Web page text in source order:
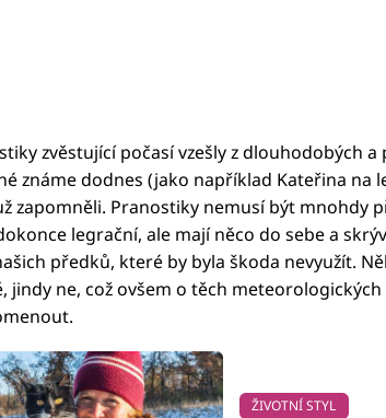
zvěstující počasí vzešly z dlouhodobých
známe dodnes (jako například Kateřina na
zapomněli. Pranostiky nemusí být mnohdy
legrační, ale mají něco do sebe a
předků, které by byla škoda nevyužít.
jindy ne, což ovšem o těch meteorologických
ŽIVOTNÍ STYL